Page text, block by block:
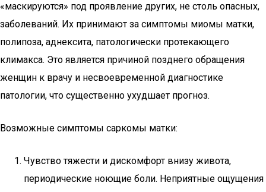
«маскируются» под проявление других, не столь опасных,
заболеваний. Их принимают за симптомы миомы матки,
полипоза, аднексита, патологически протекающего
климакса. Это является причиной позднего обращения
женщин к врачу и несвоевременной диагностике
патологии, что существенно ухудшает прогноз.
Возможные симптомы саркомы матки:
Чувство тяжести и дискомфорт внизу живота,
периодические ноющие боли. Неприятные ощущения